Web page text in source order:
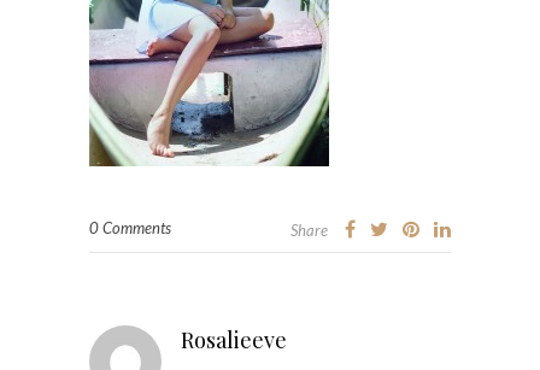
0 Comments Share
Rosalieeve